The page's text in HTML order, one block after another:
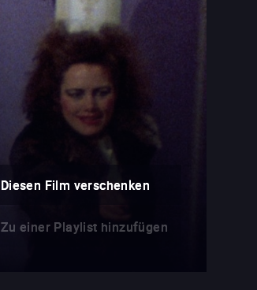
Diesen Film verschenken
Zu einer Playlist hinzufügen